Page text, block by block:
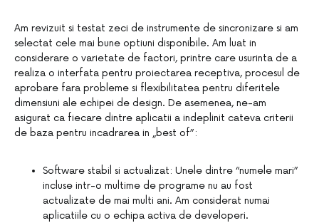
Am revizuit si testat zeci de instrumente de sincronizare si am
selectat cele mai bune optiuni disponibile. Am luat in
considerare o varietate de factori, printre care usurinta de a
realiza o interfata pentru proiectarea receptiva, procesul de
aprobare fara probleme si flexibilitatea pentru diferitele
dimensiuni ale echipei de design. De asemenea, ne-am
asigurat ca fiecare dintre aplicatii a indeplinit cateva criterii
de baza pentru incadrarea in „best of”:
Software stabil si actualizat: Unele dintre “numele mari”
incluse intr-o multime de programe nu au fost
actualizate de mai multi ani. Am considerat numai
aplicatiile cu o echipa activa de developeri.